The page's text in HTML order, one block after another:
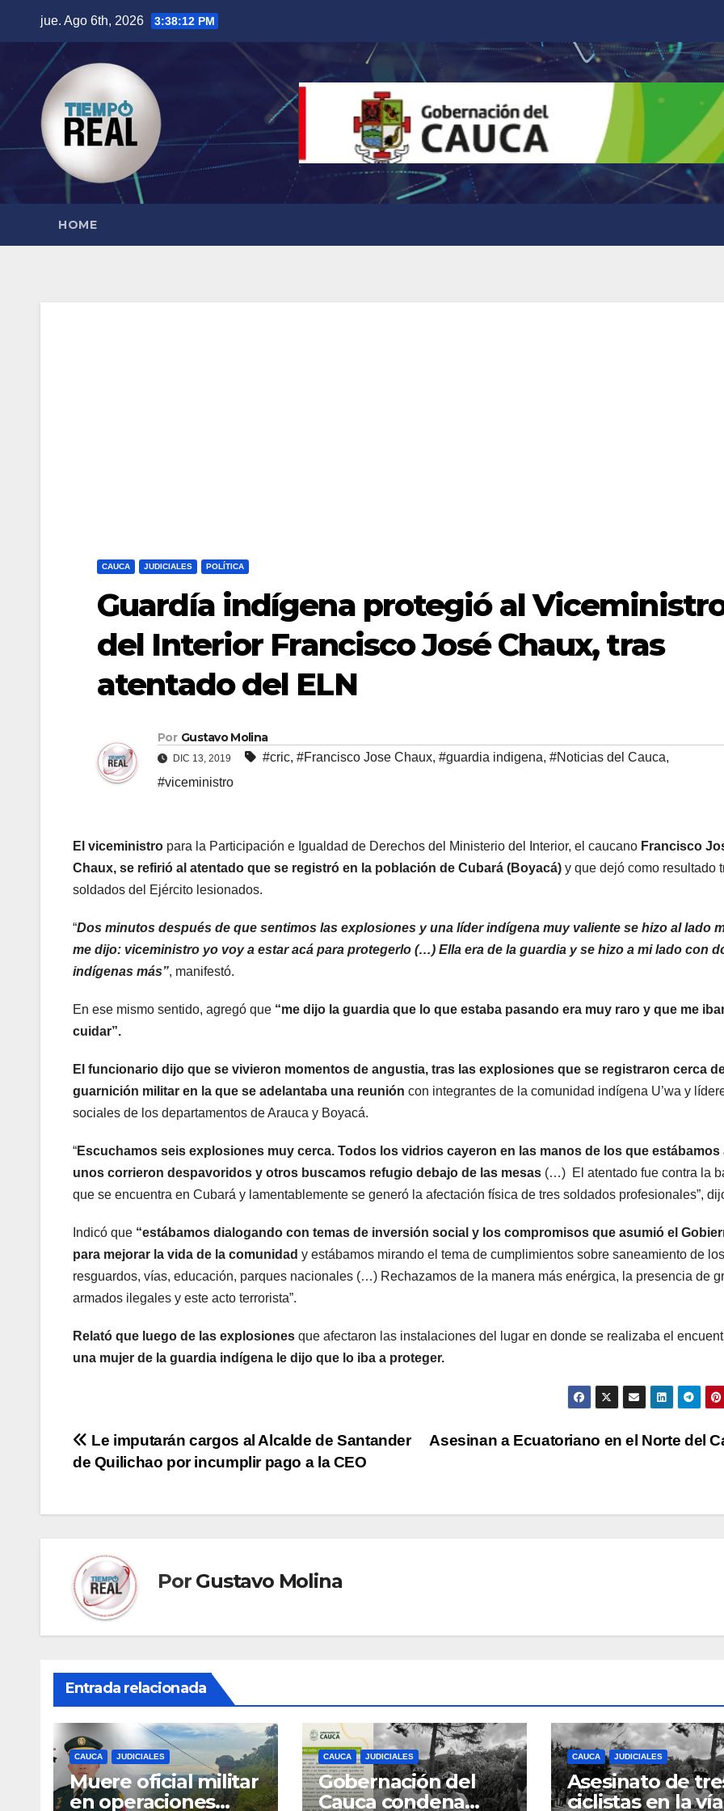
contenido
jue. Ago 6th, 2026 3:38:12 PM
HOME
CAUCA JUDICIALES POLÍTICA
Guardía indígena protegió al
del Interior Francisco José Chaux, tras
atentado del ELN
Por Gustavo Molina
DIC 13, 2019 #cric, #Francisco Jose Chaux, #guardia indigena, #Noticias del Cauca,
#viceministro
El viceministro para la Participación e Igualdad de Derechos del Ministerio del Interior, el caucano Francisco
Chaux, se refirió al atentado que se registró en la población de Cubará (Boyacá) y que dejó como resultado
soldados del Ejército lesionados.
“Dos minutos después de que sentimos las explosiones y una líder indígena muy valiente se hizo al lado
me dijo: viceministro yo voy a estar acá para protegerlo (…) Ella era de la guardia y se hizo a mi lado con
indígenas más”, manifestó.
En ese mismo sentido, agregó que “me dijo la guardia que lo que estaba pasando era muy raro y que me
cuidar”.
El funcionario dijo que se vivieron momentos de angustia, tras las explosiones que se registraron cerca
guarnición militar en la que se adelantaba una reunión con integrantes de la comunidad indígena U’wa y
sociales de los departamentos de Arauca y Boyacá.
“Escuchamos seis explosiones muy cerca. Todos los vidrios cayeron en las manos de los que estábamos
unos corrieron despavoridos y otros buscamos refugio debajo de las mesas (…) El atentado fue contra la
que se encuentra en Cubará y lamentablemente se generó la afectación física de tres soldados profesionales”,
Indicó que “estábamos dialogando con temas de inversión social y los compromisos que asumió el
para mejorar la vida de la comunidad y estábamos mirando el tema de cumplimientos sobre saneamiento de los
resguardos, vías, educación, parques nacionales (…) Rechazamos de la manera más enérgica, la presencia de
armados ilegales y este acto terrorista”.
Relató que luego de las explosiones que afectaron las instalaciones del lugar en donde se realizaba el
una mujer de la guardia indígena le dijo que lo iba a proteger.
Navegación
de
entradas
Asesinan a Ecuatoriano en el Norte del
Le imputarán cargos al Alcalde de Santander
de Quilichao por incumplir pago a la CEO
Por Gustavo Molina
Entrada relacionada
CAUCA JUDICIALES
Muere oficial militar
en operaciones
CAUCA JUDICIALES
Gobernación del
Cauca condena
CAUCA JUDICIALES
Asesinato de
ciclistas en la vía